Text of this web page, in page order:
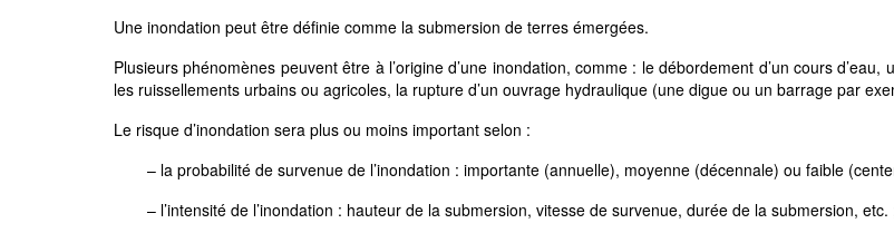
Une inondation peut être définie comme la submersion de terres émergées.
Plusieurs phénomènes peuvent être à l’origine d’une inondation, comme : le débordement d’un cours d’eau,
les ruissellements urbains ou agricoles, la rupture d’un ouvrage hydraulique (une digue ou un barrage par
Le risque d’inondation sera plus ou moins important selon :
– la probabilité de survenue de l’inondation : importante (annuelle), moyenne (décennale) ou faible
– l’intensité de l’inondation : hauteur de la submersion, vitesse de survenue, durée de la submersion, etc.